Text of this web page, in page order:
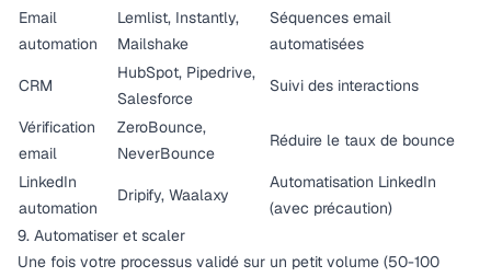
Email
automation
Lemlist, Instantly,
Mailshake
Séquences email
automatisées
CRM
HubSpot, Pipedrive,
Salesforce
Suivi des interactions
Vérification
email
ZeroBounce,
NeverBounce
Réduire le taux de bounce
LinkedIn
automation
Dripify, Waalaxy
Automatisation LinkedIn
(avec précaution)
9. Automatiser et scaler
Une fois votre processus validé sur un petit volume (50-100